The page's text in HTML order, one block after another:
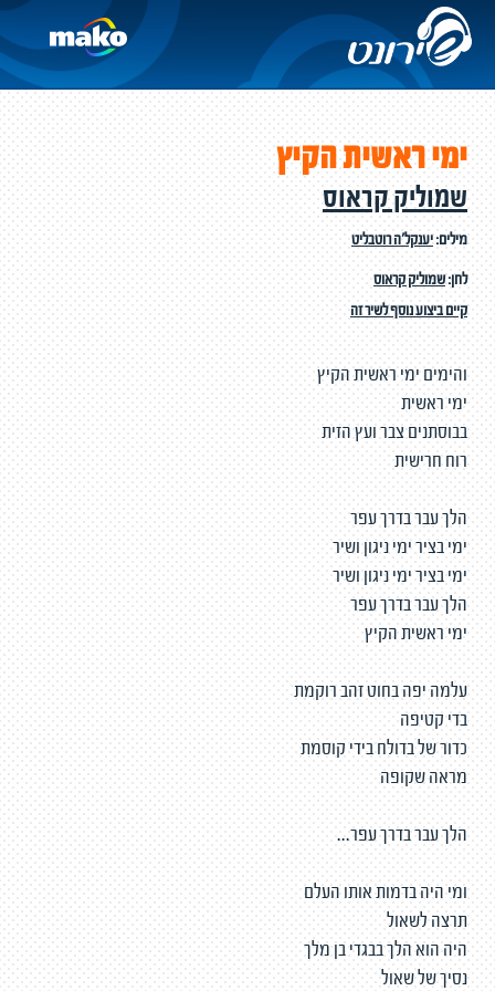
ימי ראשית הקיץ
שמוליק קראוס
מילים:יענקל'ה רוטבליט
לחן:שמוליק קראוס
קיים ביצוע נוסף לשיר זה
והימים ימי ראשית הקיץ
ימי ראשית
בבוסתנים צבר ועץ הזית
רוח חרישית
הלך עבר בדרך עפר
ימי בציר ימי ניגון ושיר
ימי בציר ימי ניגון ושיר
הלך עבר בדרך עפר
ימי ראשית הקיץ
עלמה יפה בחוט זהב רוקמת
בדי קטיפה
כדור של בדולח בידי קוסמת
מראה שקופה
הלך עבר בדרך עפר...
ומי היה בדמות אותו העלם
תרצה לשאול
היה הוא הלך בבגדי בן מלך
נסיך של שאול